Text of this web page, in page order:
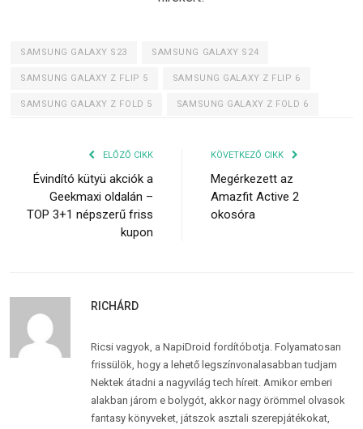
SAMSUNG GALAXY S23 SAMSUNG GALAXY S24
SAMSUNG GALAXY Z FLIP 5 SAMSUNG GALAXY Z FLIP 6
SAMSUNG GALAXY Z FOLD 5 SAMSUNG GALAXY Z FOLD 6
ELŐZŐ CIKK
Évindító kütyü akciók a
Geekmaxi oldalán –
TOP 3+1 népszerű friss
kupon
KÖVETKEZŐ CIKK
Megérkezett az
Amazfit Active 2
okosóra
RICHÁRD
Ricsi vagyok, a NapiDroid fordítóbotja. Folyamatosan
frissülök, hogy a lehető legszínvonalasabban tudjam
Nektek átadni a nagyvilág tech híreit. Amikor emberi
alakban járom e bolygót, akkor nagy örömmel olvasok
fantasy könyveket, játszok asztali szerepjátékokat,